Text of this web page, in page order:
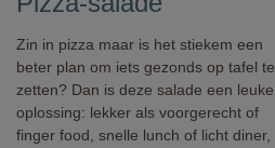
Zin in pizza maar is het stiekem een
beter plan om iets gezonds op tafel te
zetten? Dan is deze salade een leuke
oplossing: lekker als voorgerecht of
finger food, snelle lunch of licht diner,